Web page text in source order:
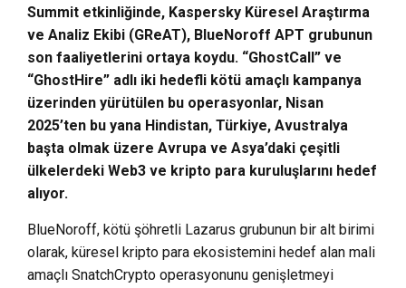
Summit etkinliğinde, Kaspersky Küresel Araştırma
ve Analiz Ekibi (GReAT), BlueNoroff APT grubunun
son faaliyetlerini ortaya koydu. “GhostCall” ve
“GhostHire” adlı iki hedefli kötü amaçlı kampanya
üzerinden yürütülen bu operasyonlar, Nisan
2025’ten bu yana Hindistan, Türkiye, Avustralya
başta olmak üzere Avrupa ve Asya’daki çeşitli
ülkelerdeki Web3 ve kripto para kuruluşlarını hedef
alıyor.
BlueNoroff, kötü şöhretli Lazarus grubunun bir alt birimi
olarak, küresel kripto para ekosistemini hedef alan mali
amaçlı SnatchCrypto operasyonunu genişletmeyi